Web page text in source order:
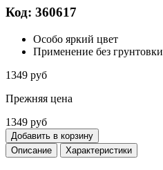
Код: 360617
Особо яркий цвет
Применение без грунтовки
1349 руб
Прежняя цена
1349 руб
Добавить в корзину
Описание
Характеристики